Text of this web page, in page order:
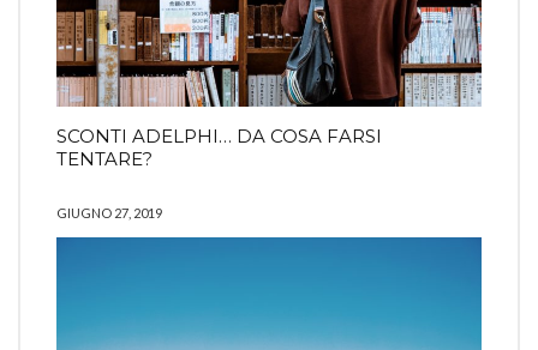
SCONTI ADELPHI… DA COSA FARSI
TENTARE?
GIUGNO 27, 2019